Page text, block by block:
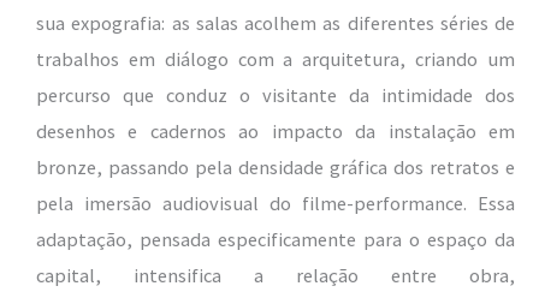
sua expografia: as salas acolhem as diferentes séries de
trabalhos em diálogo com a arquitetura, criando um
percurso que conduz o visitante da intimidade dos
desenhos e cadernos ao impacto da instalação em
bronze, passando pela densidade gráfica dos retratos e
pela imersão audiovisual do filme-performance. Essa
adaptação, pensada especificamente para o espaço da
capital, intensifica a relação entre obra,